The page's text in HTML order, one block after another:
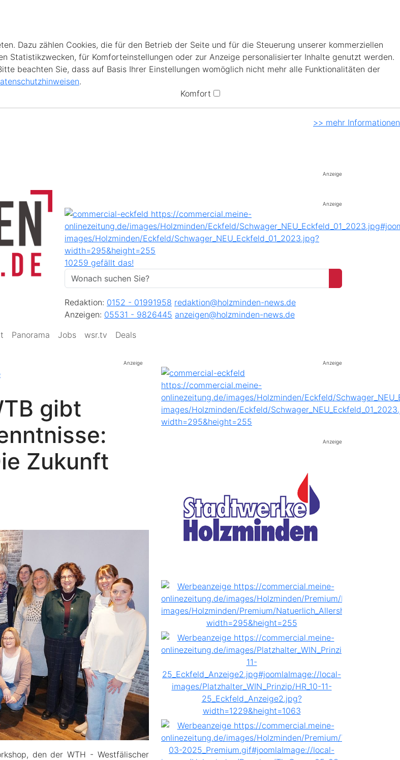
Dazu zählen Cookies, die für den Betrieb der Seite und für die Steuerung unserer kommerziellen
Statistikzwecken, für Komforteinstellungen oder zur Anzeige personalisierter Inhalte genutzt werden.
beachten Sie, dass auf Basis Ihrer Einstellungen womöglich nicht mehr alle Funktionalitäten der
.
Komfort
>> mehr Informationen
Anzeige
Anzeige
10259 gefällt das!
Redaktion: 0152 - 01991958 redaktion@holzminden-news.de
Anzeigen: 05531 - 9826445 anzeigen@holzminden-news.de
Panorama Jobs wsr.tv Deals
Anzeige
gibt
Zukunft
den der WTH - Westfälischer
Anzeige
Anzeige